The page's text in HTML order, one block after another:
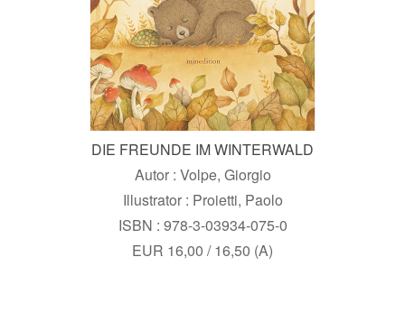
DIE FREUNDE IM WINTERWALD
Autor : Volpe, Giorgio
Illustrator : Proietti, Paolo
ISBN : 978-3-03934-075-0
EUR 16,00 / 16,50 (A)